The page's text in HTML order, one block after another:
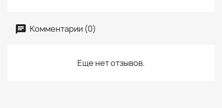
Комментарии (0)
Еще нет отзывов.